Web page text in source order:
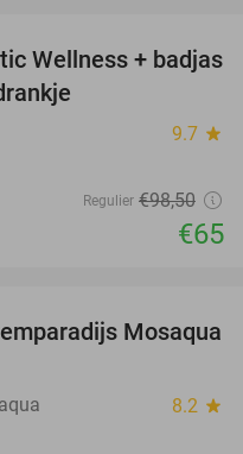
34%
Wellness + badjas
9.7 star
Regulier €98,50
€65
25%
Mosaqua
8.2 star